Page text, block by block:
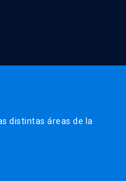
distintas áreas de la